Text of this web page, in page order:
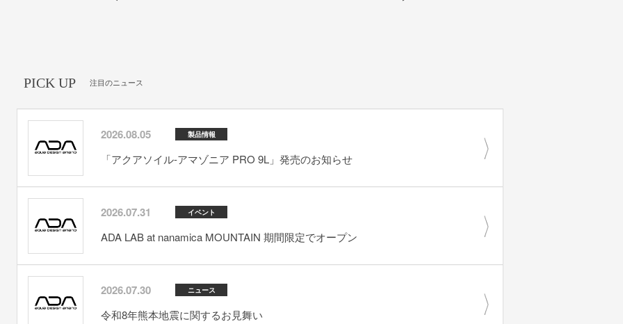
PICK UP 注目のニュース
2026.08.05 製品情報
「アクアソイル-アマゾニア PRO 9L」発売のお知らせ
2026.07.31 イベント
ADA LAB at nanamica MOUNTAIN 期間限定でオープン
2026.07.30 ニュース
令和8年熊本地震に関するお見舞い